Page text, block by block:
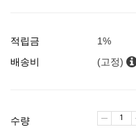
적립금
1%
배송비
(고정)
수량